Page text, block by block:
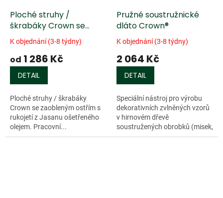
Ploché struhy /
škrabáky Crown se
zaobleným ostřím,
rukojeť z Jasanu
ošetřená olejem
K objednání (3-8 týdny)
od 1 286 Kč
DETAIL
Ploché struhy / škrabáky
Crown se zaobleným ostřím s
rukojetí z Jasanu ošetřeného
olejem. Pracovní...
Pružné soustružnické
dláto Crown®
K objednání (3-8 týdny)
2 064 Kč
DETAIL
Speciální nástroj pro výrobu
dekorativních zvlněných vzorů
v hirnovém dřevě
soustružených obrobků (misek,
ozdob,...